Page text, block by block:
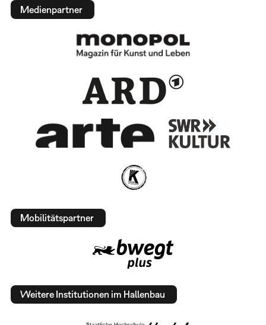
Medienpartner
Mobilitätspartner
Weitere Institutionen im Hallenbau